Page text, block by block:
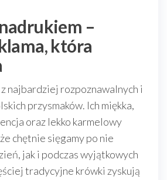
–
która
najbardziej rozpoznawalnych i
przysmaków. Ich miękka,
oraz lekko karmelowy
chętnie sięgamy po nie
jak i podczas wyjątkowych
tradycyjne krówki zyskują